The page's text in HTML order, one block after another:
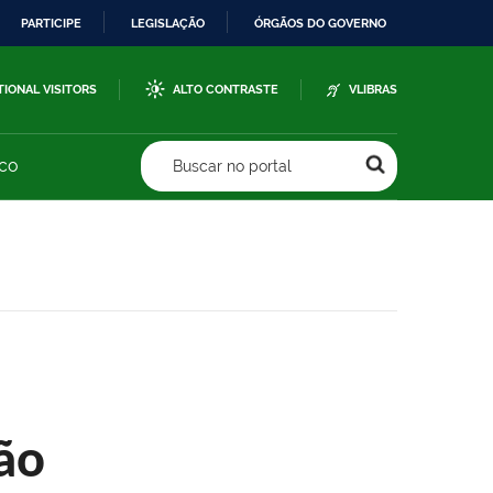
PARTICIPE LEGISLAÇÃO ÓRGÃOS DO GOVERNO
VISITORS ALTO CONTRASTE VLIBRAS
Buscar no portal